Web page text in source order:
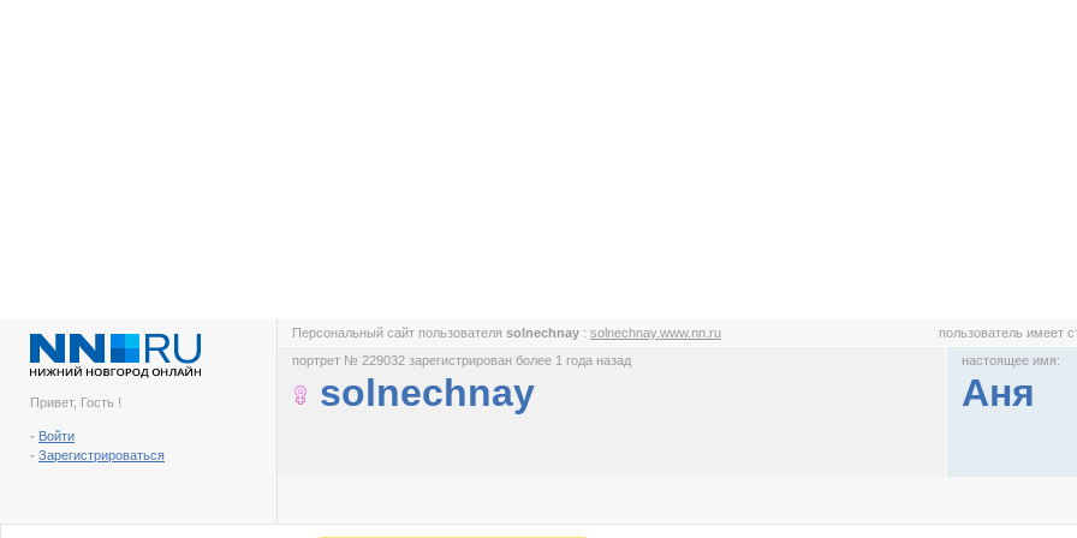
Привет, Гость !
- Войти
- Зарегистрироваться
Персональный сайт пользователя solnechnay : solnechnay.www.nn.ru пользователь имеет
портрет № 229032 зарегистрирован более 1 года назад
solnechnay
настоящее имя:
Аня